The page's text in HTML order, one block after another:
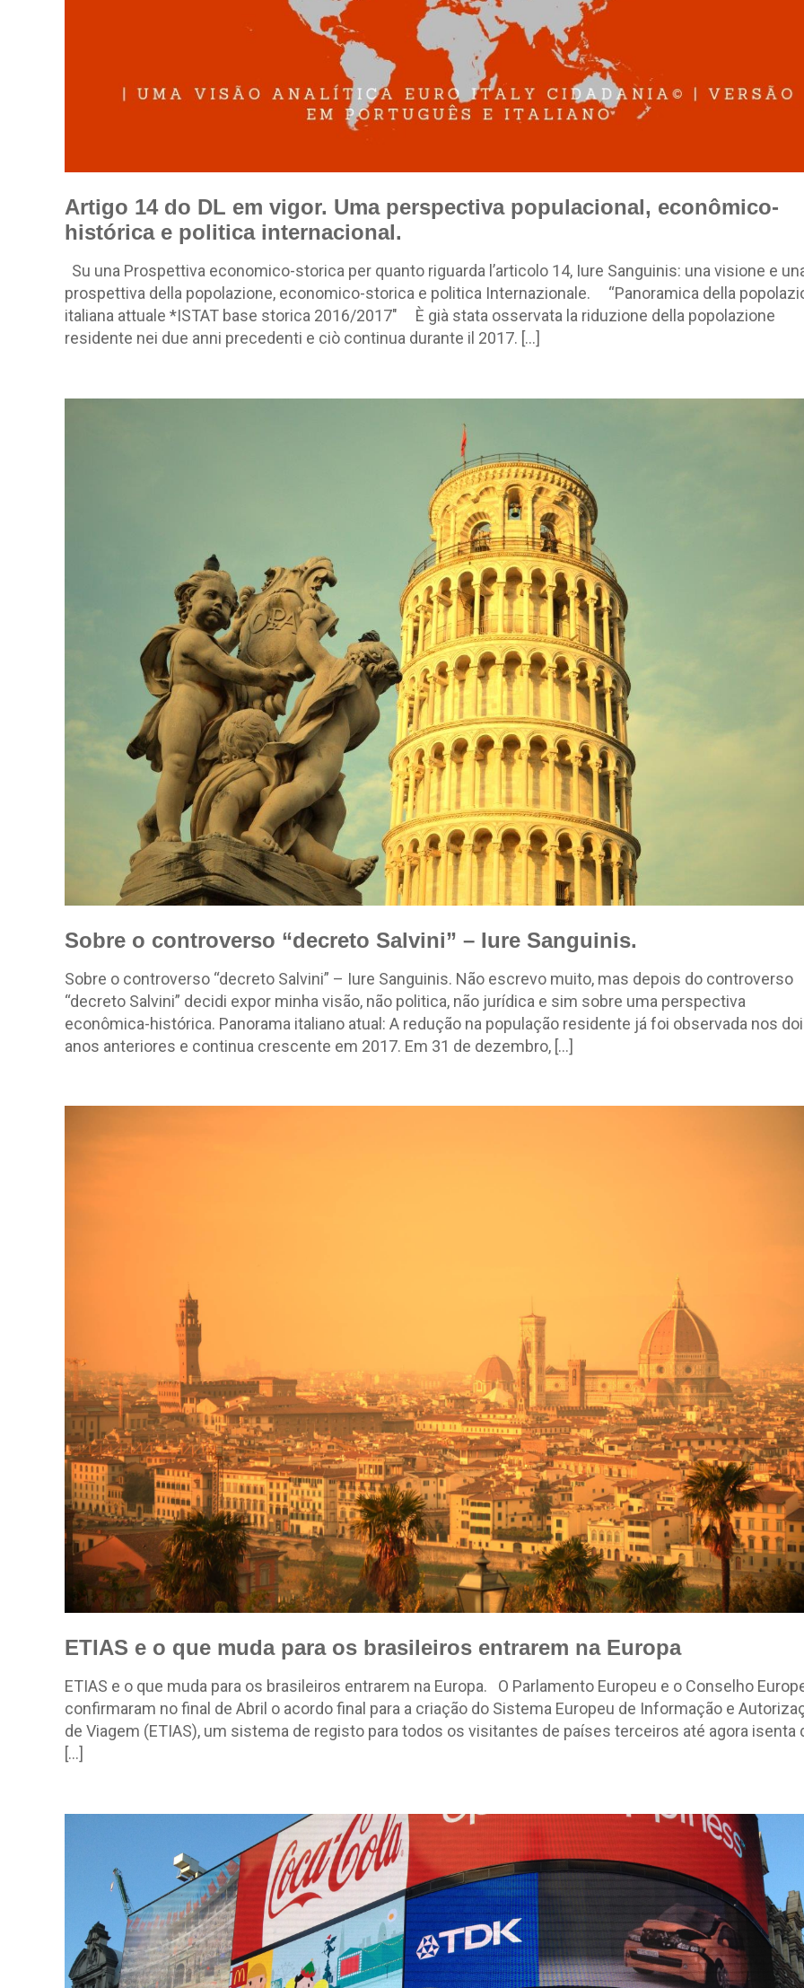
Artigo 14 do DL em vigor. Uma perspectiva populacional, econômico-
histórica e politica internacional.
Su una Prospettiva economico-storica per quanto riguarda l’articolo 14, Iure Sanguinis: una visione e
prospettiva della popolazione, economico-storica e politica Internazionale. “Panoramica della
italiana attuale *ISTAT base storica 2016/2017″ È già stata osservata la riduzione della popolazione
residente nei due anni precedenti e ciò continua durante il 2017. […]
Sobre o controverso “decreto Salvini” – Iure Sanguinis.
Sobre o controverso “decreto Salvini” – Iure Sanguinis. Não escrevo muito, mas depois do controverso
“decreto Salvini” decidi expor minha visão, não politica, não jurídica e sim sobre uma perspectiva
econômica-histórica. Panorama italiano atual: A redução na população residente já foi observada nos
anos anteriores e continua crescente em 2017. Em 31 de dezembro, […]
ETIAS e o que muda para os brasileiros entrarem na Europa
ETIAS e o que muda para os brasileiros entrarem na Europa. O Parlamento Europeu e o Conselho
confirmaram no final de Abril o acordo final para a criação do Sistema Europeu de Informação e
de Viagem (ETIAS), um sistema de registo para todos os visitantes de países terceiros até agora isenta
[…]